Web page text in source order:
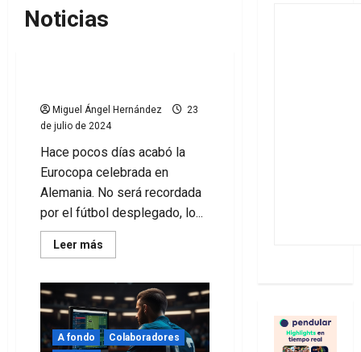
Noticias
Miguel Ángel Hernández
23
de julio de 2024
Hace pocos días acabó la
Eurocopa celebrada en
Alemania. No será recordada
por el fútbol desplegado, lo...
Leer más
más
Eurocopa
en
las
gradas
A fondo
Colaboradores